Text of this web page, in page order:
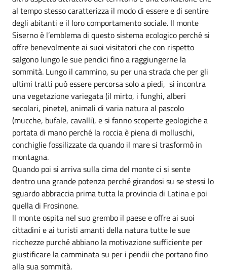
al tempo stesso caratterizza il modo di essere e di sentire
degli abitanti e il loro comportamento sociale. Il monte
Siserno è l’emblema di questo sistema ecologico perché si
offre benevolmente ai suoi visitatori che con rispetto
salgono lungo le sue pendici fino a raggiungerne la
sommità. Lungo il cammino, su per una strada che per gli
ultimi tratti può essere percorsa solo a piedi, si incontra
una vegetazione variegata (il mirto, i funghi, alberi
secolari, pinete), animali di varia natura al pascolo
(mucche, bufale, cavalli), e si fanno scoperte geologiche a
portata di mano perché la roccia è piena di molluschi,
conchiglie fossilizzate da quando il mare si trasformò in
montagna.
Quando poi si arriva sulla cima del monte ci si sente
dentro una grande potenza perché girandosi su se stessi lo
sguardo abbraccia prima tutta la provincia di Latina e poi
quella di Frosinone.
ll monte ospita nel suo grembo il paese e offre ai suoi
cittadini e ai turisti amanti della natura tutte le sue
ricchezze purché abbiano la motivazione sufficiente per
giustificare la camminata su per i pendii che portano fino
alla sua sommità.